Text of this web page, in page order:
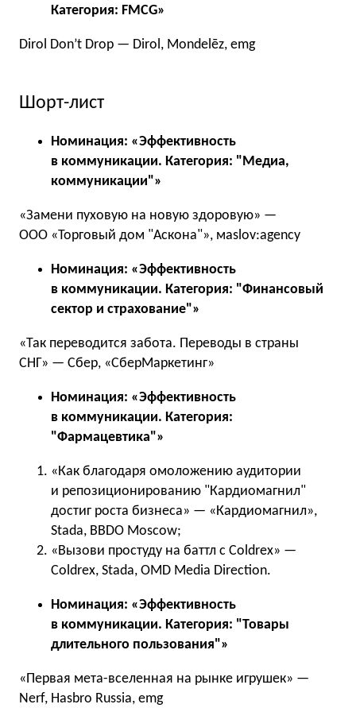
Категория: FMCG»
Dirol Don’t Drop — Dirol, Mondelēz, emg
Шорт-лист
Номинация: «Эффективность
в коммуникации. Категория: "Медиа,
коммуникации"»
«Замени пуховую на новую здоровую» —
ООО «Торговый дом "Аскона"», мaslov:agency
Номинация: «Эффективность
в коммуникации. Категория: "Финансовый
сектор и страхование"»
«Так переводится забота. Переводы в страны
СНГ» — Сбер, «СберМаркетинг»
Номинация: «Эффективность
в коммуникации. Категория:
"Фармацевтика"»
«Как благодаря омоложению аудитории
и репозиционированию "Кардиомагнил"
достиг роста бизнеса» — «Кардиомагнил»,
Stada, BBDO Moscow;
«Вызови простуду на баттл с Coldrex» —
Coldrex, Stada, OMD Media Direction.
Номинация: «Эффективность
в коммуникации. Категория: "Товары
длительного пользования"»
«Первая мета-вселенная на рынке игрушек» —
Nerf, Hasbro Russia, emg